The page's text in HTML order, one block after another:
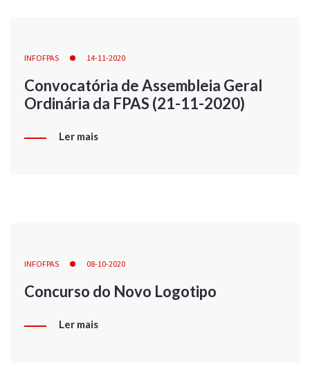
INFOFPAS 14-11-2020
Convocatória de Assembleia Geral
Ordinária da FPAS (21-11-2020)
Ler mais
INFOFPAS 08-10-2020
Concurso do Novo Logotipo
Ler mais